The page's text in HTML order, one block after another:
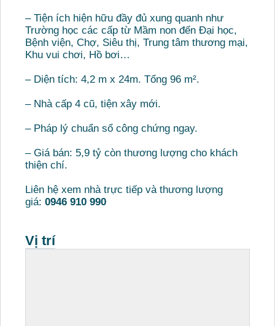
– Tiện ích hiện hữu đầy đủ xung quanh như
Trường học các cấp từ Mầm non đến Đại học,
Bệnh viện, Chợ, Siêu thị, Trung tâm thương mại,
Khu vui chơi, Hồ bơi…
– Diện tích: 4,2 m x 24m. Tổng 96 m².
– Nhà cấp 4 cũ, tiện xây mới.
– Pháp lý chuẩn sổ công chứng ngay.
– Giá bán: 5,9 tỷ còn thương lượng cho khách
thiện chí.
Liên hệ xem nhà trực tiếp và thương lượng
giá: 0946 910 990
Vị trí